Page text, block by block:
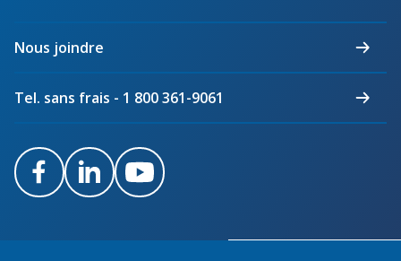
électriciens
Nous joindre
Tel. sans frais - 1 800 361-9061
FacebookLinkedInYoutube